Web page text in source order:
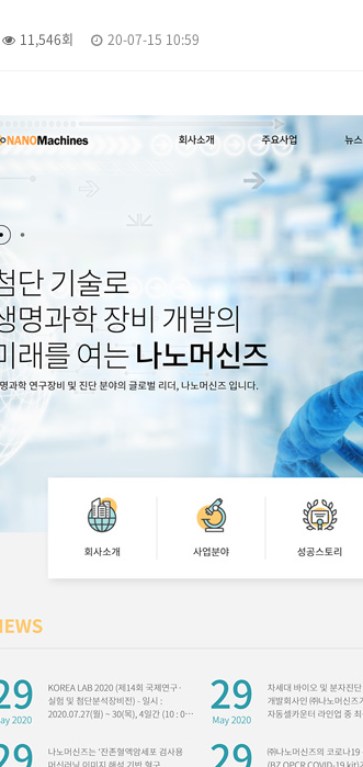
11,546회 20-07-15 10:59